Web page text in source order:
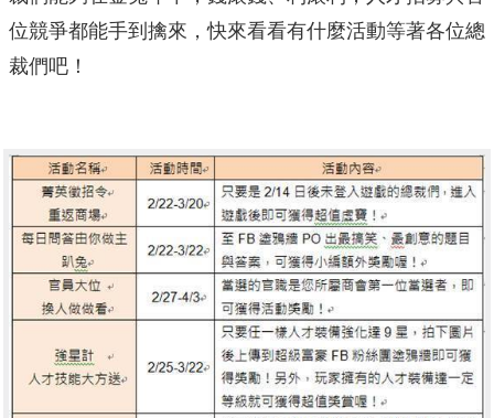
位競爭都能手到擒來，快來看看有什麼活動等著各位總
裁們吧！